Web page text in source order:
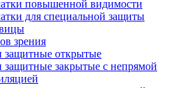
повышенной видимости
для специальной защиты
зрения
защитные открытые
защитные закрытые с непрямой